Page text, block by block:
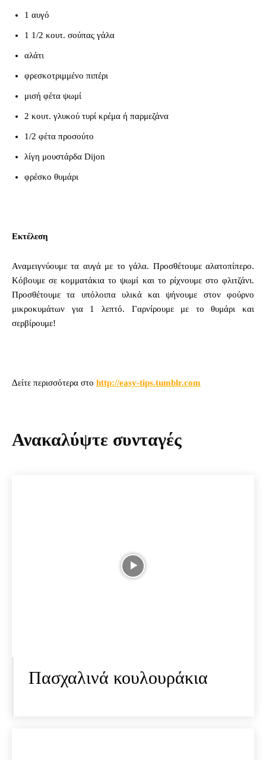
1 αυγό
1 1/2 κουτ. σούπας γάλα
αλάτι
φρεσκοτριμμένο πιπέρι
μισή φέτα ψωμί
2 κουτ. γλυκού τυρί κρέμα ή παρμεζάνα
1/2 φέτα προσούτο
λίγη μουστάρδα Dijon
φρέσκο θυμάρι
Εκτέλεση
Αναμειγνύουμε τα αυγά με το γάλα. Προσθέτουμε αλατοπίπερο.
Κόβουμε σε κομματάκια το ψωμί και το ρίχνουμε στο φλιτζάνι.
Προσθέτουμε τα υπόλοιπα υλικά και ψήνουμε στον φούρνο
μικροκυμάτων για 1 λεπτό. Γαρνίρουμε με το θυμάρι και
σερβίρουμε!
Δείτε περισσότερα στο http://easy-tips.tumblr.com
Ανακαλύψτε συνταγές
Πασχαλινά κουλουράκια